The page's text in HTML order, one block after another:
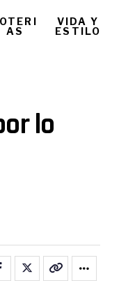
AS
VIDA Y
ESTILO
lo